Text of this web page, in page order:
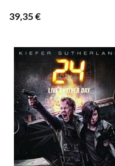
39,35€